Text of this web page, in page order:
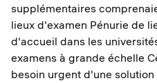
supplémentaires
lieux d'examen Pénurie de
d'accueil dans les
examens à grande échelle
besoin urgent d'une